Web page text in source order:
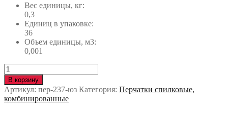
Вес единицы, кг:
0,3
Единиц в упаковке:
36
Объем единицы, м3:
0,001
Количество
Перчатки
САПФИР
ПРО+
пер-237-
В корзину
Артикул: пер-237-юз Категория: Перчатки спилковые,
комбинированные